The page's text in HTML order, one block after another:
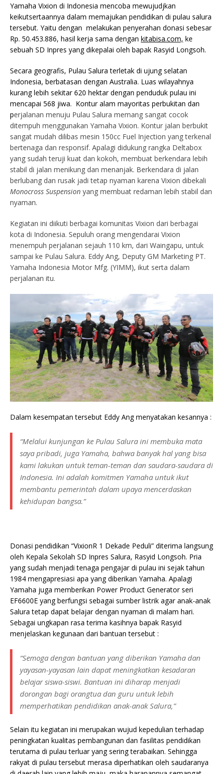
Yamaha Vixion di Indonesia mencoba mewujudjkan
keikutsertaannya dalam memajukan pendidikan di pulau salura
tersebut. Yaitu dengan melakukan penyerahan donasi sebesar
Rp. 50.453.886, hasil kerja sama dengan kitabisa.com, ke
sebuah SD Inpres yang dikepalai oleh bapak Rasyid Longsoh.
Secara geografis, Pulau Salura terletak di ujung selatan
Indonesia, berbatasan dengan Australia. Luas wilayahnya
kurang lebih sekitar 620 hektar dengan penduduk pulau ini
mencapai 568 jiwa. Kontur alam mayoritas perbukitan dan
perjalanan menuju Pulau Salura memang sangat cocok
ditempuh menggunakan Yamaha Vixion. Kontur jalan berbukit
sangat mudah dilibas mesin 150cc Fuel Injection yang terkenal
bertenaga dan responsif. Apalagi didukung rangka Deltabox
yang sudah teruji kuat dan kokoh, membuat berkendara lebih
stabil di jalan menikung dan menanjak. Berkendara di jalan
berlubang dan rusak jadi tetap nyaman karena Vixion dibekali
Monocross Suspension yang membuat redaman lebih stabil dan
nyaman.
Kegiatan ini diikuti berbagai komunitas Vixion dari berbagai
kota di Indonesia. Sepuluh orang mengendarai Vixion
menempuh perjalanan sejauh 110 km, dari Waingapu, untuk
sampai ke Pulau Salura. Eddy Ang, Deputy GM Marketing PT.
Yamaha Indonesia Motor Mfg. (YIMM), ikut serta dalam
perjalanan itu.
Dalam kesempatan tersebut Eddy Ang menyatakan kesannya :
“Melalui kunjungan ke Pulau Salura ini membuka mata
saya pribadi, juga Yamaha, bahwa banyak hal yang bisa
kami lakukan untuk teman-teman dan saudara-saudara di
Indonesia. Ini adalah komitmen Yamaha untuk ikut
membantu pemerintah dalam upaya mencerdaskan
kehidupan bangsa.”
Donasi pendidikan “VixionR 1 Dekade Peduli” diterima langsung
oleh Kepala Sekolah SD Inpres Salura, Rasyid Longsoh. Pria
yang sudah menjadi tenaga pengajar di pulau ini sejak tahun
1984 mengapresiasi apa yang diberikan Yamaha. Apalagi
Yamaha juga memberikan Power Product Generator seri
EF6600E yang berfungsi sebagai sumber listrik agar anak-anak
Salura tetap dapat belajar dengan nyaman di malam hari.
Sebagai ungkapan rasa terima kasihnya bapak Rasyid
menjelaskan kegunaan dari bantuan tersebut :
“Semoga dengan bantuan yang diberikan Yamaha dan
yayasan-yayasan lain dapat meningkatkan kesadaran
belajar siswa-siswi. Bantuan ini diharap menjadi
dorongan bagi orangtua dan guru untuk lebih
memperhatikan pendidikan anak-anak Salura,”
Selain itu kegiatan ini merupakan wujud kepedulian terhadap
peningkatan kualitas pembangunan dan fasilitas pendidikan
terutama di pulau terluar yang sering terabaikan. Sehingga
rakyat di pulau tersebut merasa diperhatikan oleh saudaranya